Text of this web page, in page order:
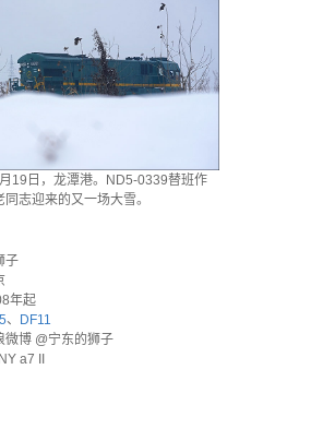
19日，龙潭港。ND5-0339替班作
志迎来的又一场大雪。
子
年起
、
DF11
微博 @宁东的狮子
a7 II